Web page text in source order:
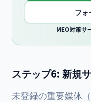
フォ
MEO対策サ
ステップ6: 新規
未登録の重要媒体